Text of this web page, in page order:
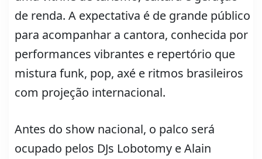
de renda. A expectativa é de grande público
para acompanhar a cantora, conhecida por
performances vibrantes e repertório que
mistura funk, pop, axé e ritmos brasileiros
com projeção internacional.
Antes do show nacional, o palco será
ocupado pelos DJs Lobotomy e Alain